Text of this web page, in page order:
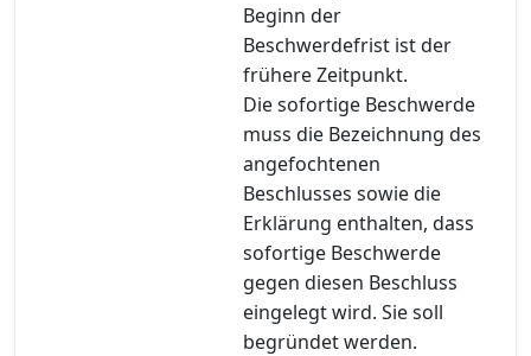
Beginn der
Beschwerdefrist ist der
frühere Zeitpunkt.
Die sofortige Beschwerde
muss die Bezeichnung des
angefochtenen
Beschlusses sowie die
Erklärung enthalten, dass
sofortige Beschwerde
gegen diesen Beschluss
eingelegt wird. Sie soll
begründet werden.